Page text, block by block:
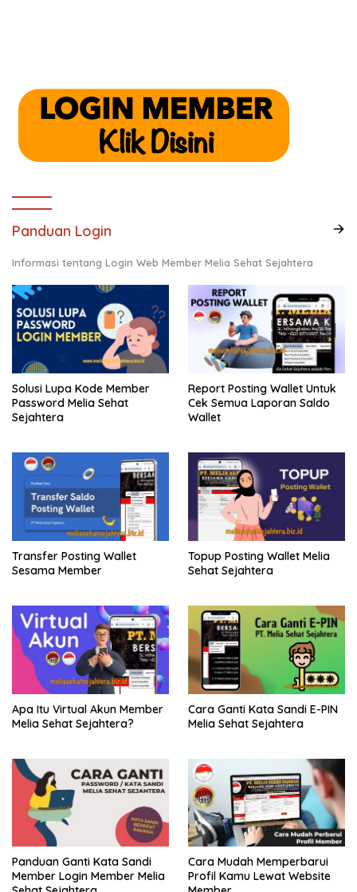
Panduan Login
Informasi tentang Login Web Member Melia Sehat Sejahtera
Solusi Lupa Kode Member
Password Melia Sehat
Sejahtera
Report Posting Wallet Untuk
Cek Semua Laporan Saldo
Wallet
Transfer Posting Wallet
Sesama Member
Topup Posting Wallet Melia
Sehat Sejahtera
Apa Itu Virtual Akun Member
Melia Sehat Sejahtera?
Cara Ganti Kata Sandi E-PIN
Melia Sehat Sejahtera
Panduan Ganti Kata Sandi
Member Login Member Melia
Cara Mudah Memperbarui
Profil Kamu Lewat Website